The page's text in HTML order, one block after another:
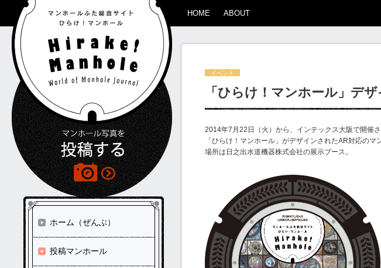
HOME ABOUT
ホーム（ぜんぶ）
投稿マンホール
イベント
「ひらけ！マンホール」デ
2014年7月22日（火）から、インテックス大阪で開催
「ひらけ！マンホール」がデザインされたAR対応のマ
場所は日之出水道機器株式会社の展示ブース。